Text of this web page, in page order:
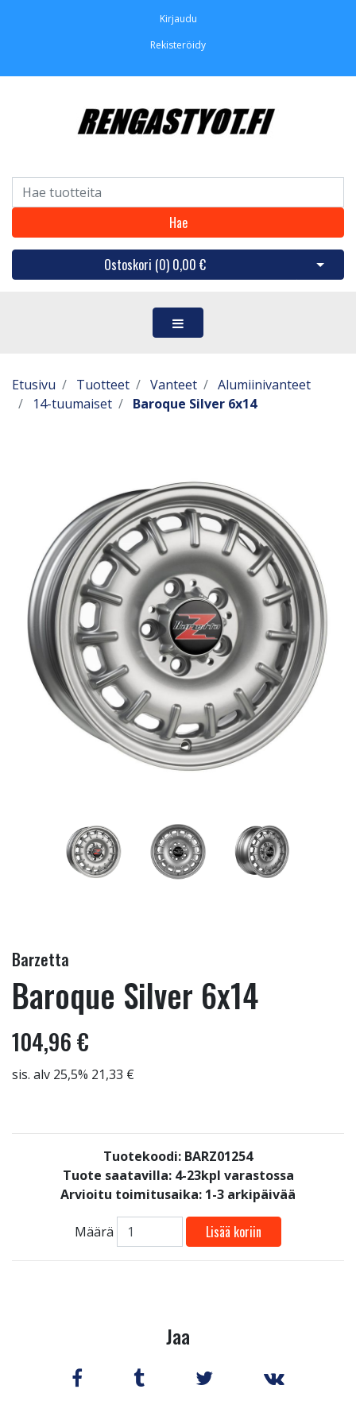
Kirjaudu
Rekisteröidy
Hae
Ostoskori (0) 0,00 € Avaa
Etusivu Tuotteet Vanteet
Alumiinivanteet
14-tuumaiset
Baroque Silver 6x14
Barzetta
Baroque Silver 6x14
104,96 €
sis. alv 25,5% 21,33 €
Tuotekoodi: BARZ01254
Tuote saatavilla: 4-23kpl varastossa
Arvioitu toimitusaika: 1-3 arkipäivää
Määrä Lisää koriin
Jaa